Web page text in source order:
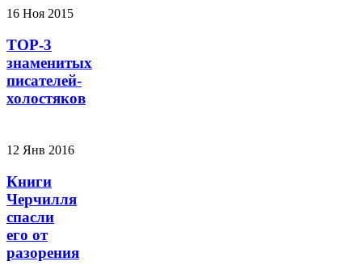
16 Ноя 2015
TOP-3
знаменитых
писателей-
холостяков
12 Янв 2016
Книги
Черчилля
спасли
его от
разорения